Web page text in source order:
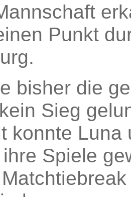
Punkt
bisher die
Sieg
konnte
Spiele